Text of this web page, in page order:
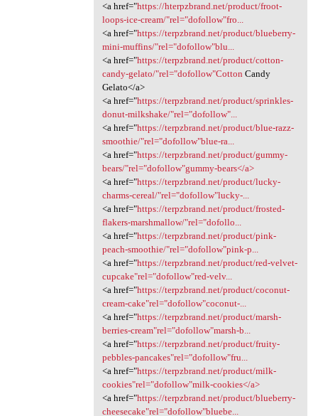
<a href="https://hterpzbrand.net/product/froot-
loops-ice-cream/"rel="dofollow"fro...
<a href="https://terpzbrand.net/product/blueberry-
mini-muffins/"rel="dofollow"blu...
<a href="https://terpzbrand.net/product/cotton-
candy-gelato/"rel="dofollow"Cotton Candy
Gelato</a>
<a href="https://terpzbrand.net/product/sprinkles-
donut-milkshake/"rel="dofollow"...
<a href="https://terpzbrand.net/product/blue-razz-
smoothie/"rel="dofollow"blue-ra...
<a href="https://terpzbrand.net/product/gummy-
bears/"rel="dofollow"gummy-bears</a>
<a href="https://terpzbrand.net/product/lucky-
charms-cereal/"rel="dofollow"lucky-...
<a href="https://terpzbrand.net/product/frosted-
flakers-marshmallow/"rel="dofollo...
<a href="https://terpzbrand.net/product/pink-
peach-smoothie/"rel="dofollow"pink-p...
<a href="https://terpzbrand.net/product/red-velvet-
cupcake"rel="dofollow"red-velv...
<a href="https://terpzbrand.net/product/coconut-
cream-cake"rel="dofollow"coconut-...
<a href="https://terpzbrand.net/product/marsh-
berries-cream"rel="dofollow"marsh-b...
<a href="https://terpzbrand.net/product/fruity-
pebbles-pancakes"rel="dofollow"fru...
<a href="https://terpzbrand.net/product/milk-
cookies"rel="dofollow"milk-cookies</a>
<a href="https://terpzbrand.net/product/blueberry-
cheesecake"rel="dofollow"bluebe...